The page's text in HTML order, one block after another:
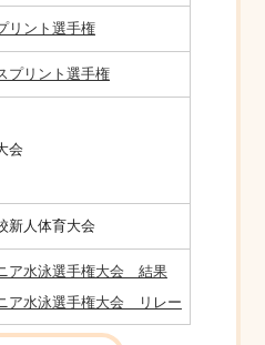
リント選手権
プリント選手権
会
新人体育大会
ア水泳選手権大会 結果
ア水泳選手権大会 リレー